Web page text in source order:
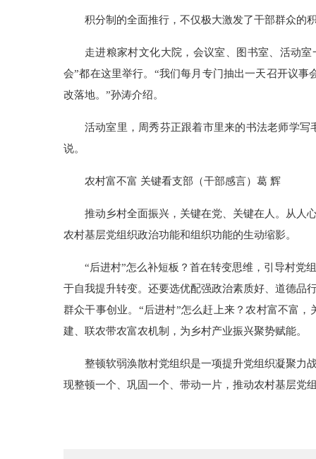
积分制的全面推行，不仅极大激发了干部群众的
走进粮家村文化大院，会议室、图书室、活动
会”都在这里举行。“我们每月专门抽出一天召开议
改落地。”孙涛介绍。
活动室里，周秀芬正跟着市里来的书法老师学
说。
农村富不富 关键看支部（干部感言）葛 辉
推动乡村全面振兴，关键在党、关键在人。从人
农村基层党组织政治功能和组织功能的生动缩影。
“后进村”怎么补短板？首在转变思维，引导村党
于自我提升转变。还要选优配强政治素质好、道德品
群众干事创业。“后进村”怎么赶上来？农村富不富
建、联农带农富农机制，为乡村产业振兴聚势赋能。
整顿软弱涣散村党组织是一项提升党组织凝聚力
现整顿一个、巩固一个、带动一片，推动农村基层党